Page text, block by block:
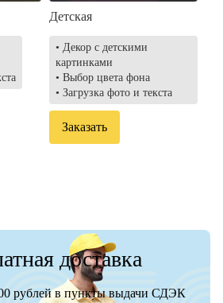
Детская
• Декор с детскими
картинками
• Выбор цвета фона
• Загрузка фото и текста
Заказать
доставка
рублей в пункты выдачи СДЭК